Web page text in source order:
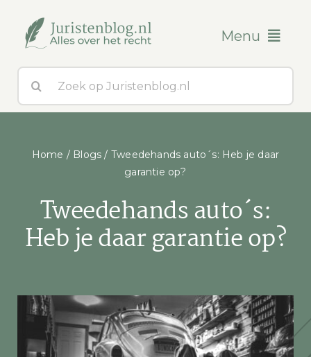
inhoud
Menu
Blogs
naar:
Home / Blogs / Tweedehands auto´s: Heb je daar
garantie op?
Tweedehands auto´s:
Heb je daar garantie op?